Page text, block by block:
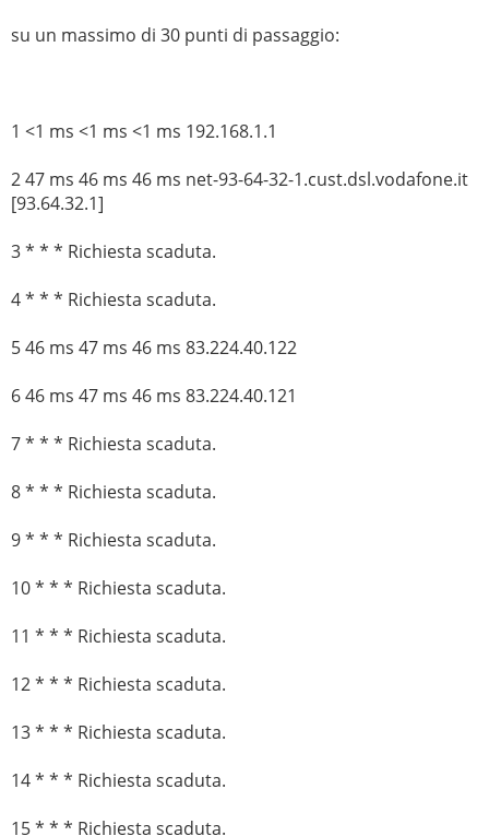
su un massimo di 30 punti di passaggio:
1 <1 ms <1 ms <1 ms 192.168.1.1
2 47 ms 46 ms 46 ms net-93-64-32-1.cust.dsl.vodafone.it
[93.64.32.1]
3 * * * Richiesta scaduta.
4 * * * Richiesta scaduta.
5 46 ms 47 ms 46 ms 83.224.40.122
6 46 ms 47 ms 46 ms 83.224.40.121
7 * * * Richiesta scaduta.
8 * * * Richiesta scaduta.
9 * * * Richiesta scaduta.
10 * * * Richiesta scaduta.
11 * * * Richiesta scaduta.
12 * * * Richiesta scaduta.
13 * * * Richiesta scaduta.
14 * * * Richiesta scaduta.
15 * * * Richiesta scaduta.